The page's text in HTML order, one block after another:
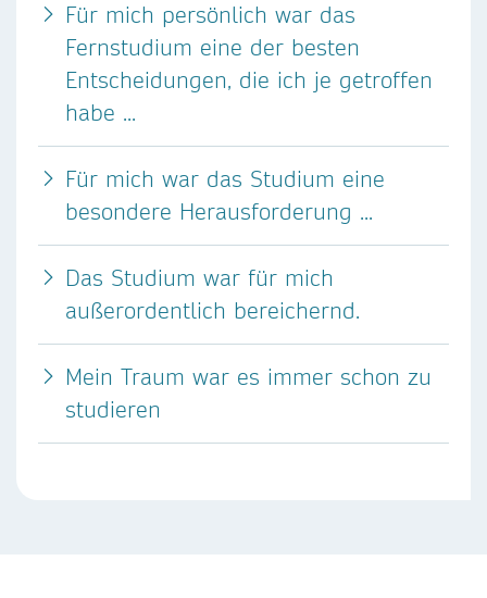
Für mich persönlich war das
Fernstudium eine der besten
Entscheidungen, die ich je getroffen
habe ...
Für mich war das Studium eine
besondere Herausforderung ...
Das Studium war für mich
außerordentlich bereichernd.
Mein Traum war es immer schon zu
studieren